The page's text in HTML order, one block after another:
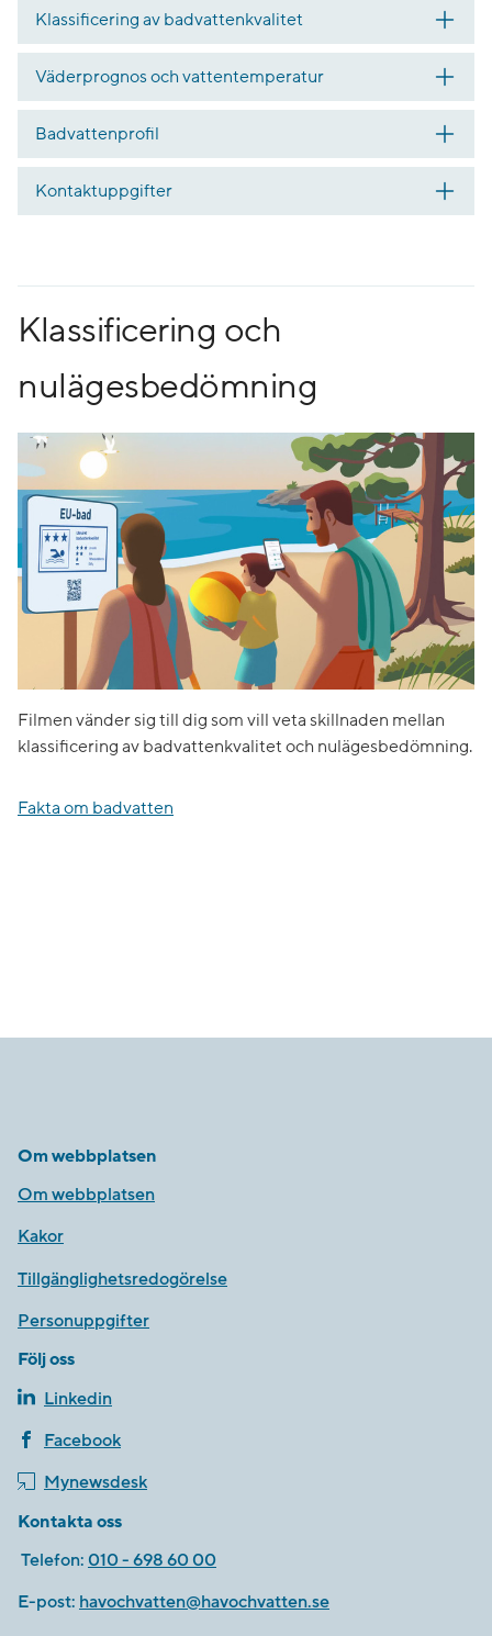
Klassificering av badvattenkvalitet
Väderprognos och vattentemperatur
Badvattenprofil
Kontaktuppgifter
Klassificering och
nulägesbedömning
Filmen vänder sig till dig som vill veta skillnaden mellan
klassificering av badvattenkvalitet och nulägesbedömning.
Fakta om badvatten
Om webbplatsen
Om webbplatsen
Kakor
Tillgänglighetsredogörelse
Personuppgifter
Följ oss
Linkedin
Facebook
Mynewsdesk
Kontakta oss
Telefon: 010 - 698 60 00
E-post: havochvatten@havochvatten.se